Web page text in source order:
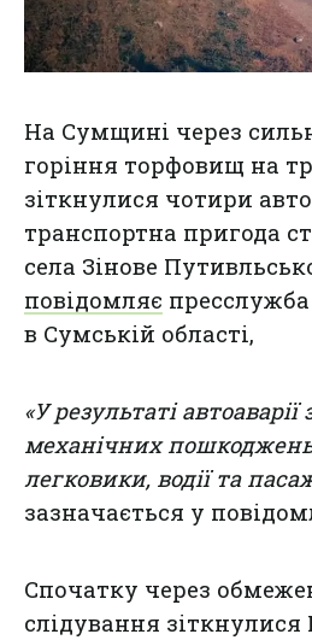
На Сумщині через
горіння торфовищ на
зіткнулися чотири
транспортна пригода
села Зінове
повідомляє пресслужба
в Сумській області,
«У результаті
механічних
легковики, водії та
зазначається у
Спочатку через
слідування зіткнулися